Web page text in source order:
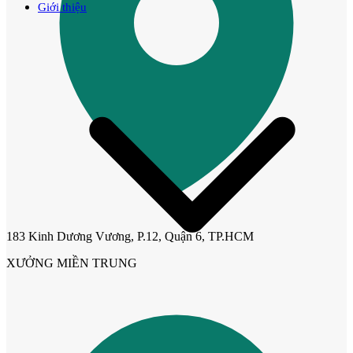
Giới thiệu
Giới thiệu công ty
183 Kinh Dương Vương, P.12, Quận 6, TP.HCM
XƯỞNG MIỀN TRUNG